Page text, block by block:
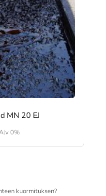
MN 20 EJ
0%
kuormituksen?